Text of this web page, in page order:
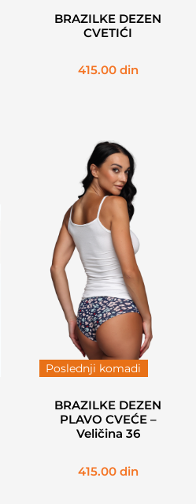
BRAZILKE DEZEN
CVETIĆI
415.00 din
Poslednji komadi
BRAZILKE DEZEN
PLAVO CVEĆE –
Veličina 36
415.00 din